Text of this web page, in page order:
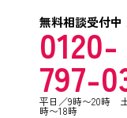
無料相談受付中
0120-
797-
平日／9時〜20時
時〜18時